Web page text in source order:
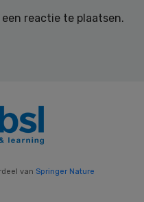
een reactie te plaatsen.
van Springer Nature